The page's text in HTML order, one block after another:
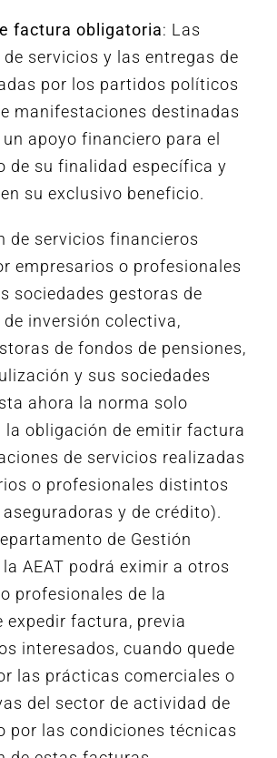
factura obligatoria: Las
servicios y las entregas de
por los partidos políticos
manifestaciones destinadas
apoyo financiero para el
de su finalidad específica y
su exclusivo beneficio.
de servicios financieros
empresarios o profesionales
sociedades gestoras de
inversión colectiva,
de fondos de pensiones,
y sus sociedades
ahora la norma solo
la obligación de emitir factura
de servicios realizadas
o profesionales distintos
y de crédito).
de Gestión
AEAT podrá eximir a otros
profesionales de la
expedir factura, previa
interesados, cuando quede
las prácticas comerciales o
del sector de actividad de
por las condiciones técnicas